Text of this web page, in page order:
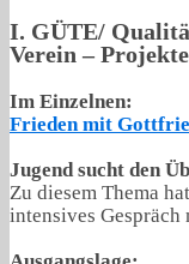
I. GÜTE/
Verein –
Im Einzelnen:
Frieden mit
Jugend sucht den
Zu diesem Thema
intensives